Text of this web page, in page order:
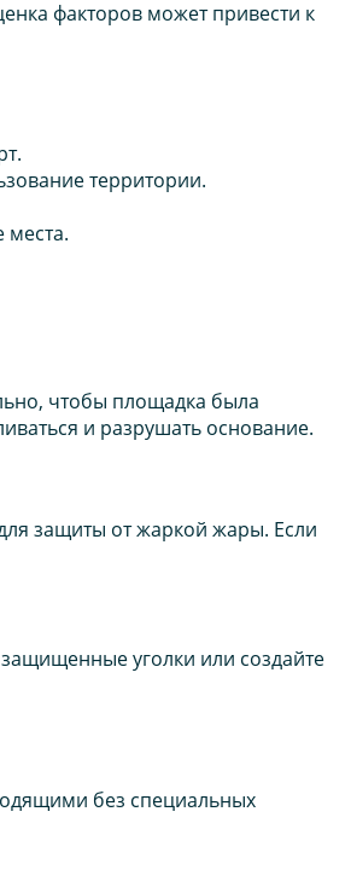
факторов может привести к
территории.
чтобы площадка была
и разрушать основание.
защиты от жаркой жары. Если
уголки или создайте
без специальных